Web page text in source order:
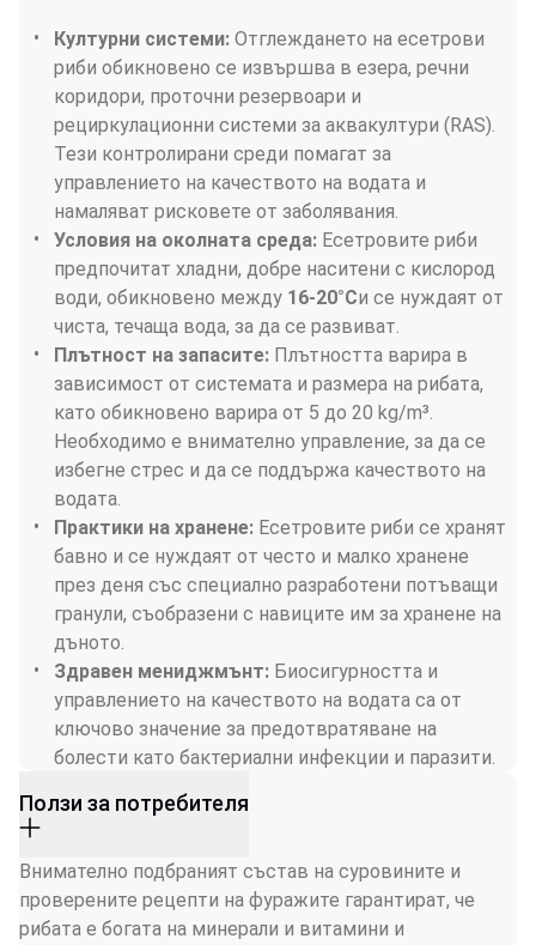
Културни системи: Отглеждането на есетрови
риби обикновено се извършва в езера, речни
коридори, проточни резервоари и
рециркулационни системи за аквакултури (RAS).
Тези контролирани среди помагат за
управлението на качеството на водата и
намаляват рисковете от заболявания.
Условия на околната среда: Есетровите риби
предпочитат хладни, добре наситени с кислород
води, обикновено между 16-20°Cи се нуждаят от
чиста, течаща вода, за да се развиват.
Плътност на запасите: Плътността варира в
зависимост от системата и размера на рибата,
като обикновено варира от 5 до 20 kg/m³.
Необходимо е внимателно управление, за да се
избегне стрес и да се поддържа качеството на
водата.
Практики на хранене: Есетровите риби се хранят
бавно и се нуждаят от често и малко хранене
през деня със специално разработени потъващи
гранули, съобразени с навиците им за хранене на
дъното.
Здравен мениджмънт: Биосигурността и
управлението на качеството на водата са от
ключово значение за предотвратяване на
болести като бактериални инфекции и паразити.
Ползи за потребителя
Внимателно подбраният състав на суровините и
проверените рецепти на фуражите гарантират, че
рибата е богата на минерали и витамини и